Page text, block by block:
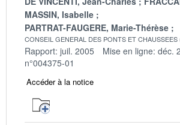
MASSIN, Isabelle
PARTRAT-FAUGERE, Marie-Thérèse
CONSEIL GENERAL DES PONTS ET CHAUSSEES
Rapport: juil. 2005 Mise en ligne: déc.
n°004375-01
Accéder à la notice